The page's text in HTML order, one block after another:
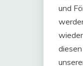
und